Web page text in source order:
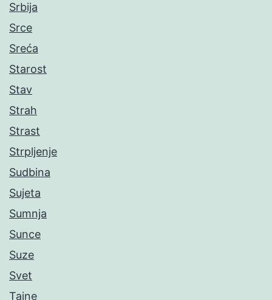
Srbija
Srce
Sreća
Starost
Stav
Strah
Strast
Strpljenje
Sudbina
Sujeta
Sumnja
Sunce
Suze
Svet
Tajne